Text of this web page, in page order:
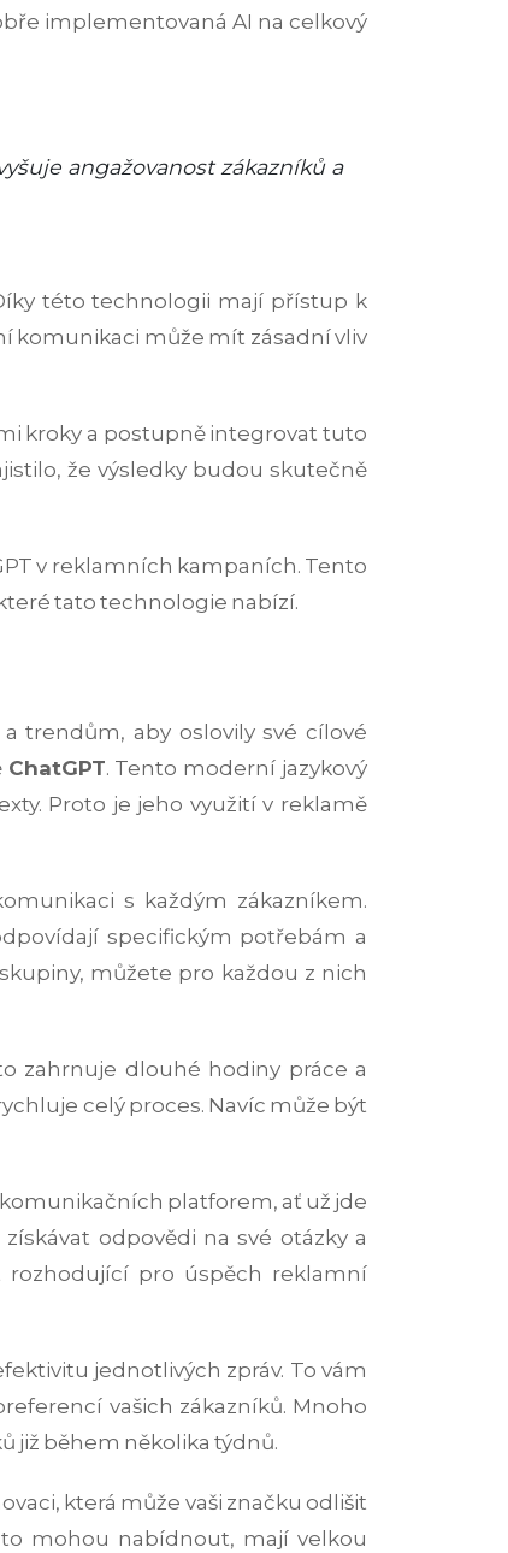
implementovaná AI na celkový
angažovanost zákazníků a
této technologii mají přístup k
komunikaci může mít zásadní vliv
kroky a postupně integrovat tuto
že výsledky budou skutečně
v reklamních kampaních. Tento
tato technologie nabízí.
trendům, aby oslovily své cílové
ChatGPT. Tento moderní jazykový
Proto je jeho využití v reklamě
s každým zákazníkem.
specifickým potřebám a
můžete pro každou z nich
zahrnuje dlouhé hodiny práce a
celý proces. Navíc může být
platforem, ať už jde
odpovědi na své otázky a
rozhodující pro úspěch reklamní
jednotlivých zpráv. To vám
vašich zákazníků. Mnoho
již během několika týdnů.
která může vaši značku odlišit
mohou nabídnout, mají velkou